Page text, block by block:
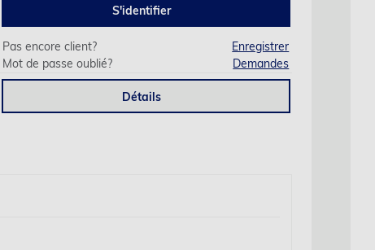
S'identifier
Pas encore client?
Enregistrer
Mot de passe oublié?
Demandes
Détails